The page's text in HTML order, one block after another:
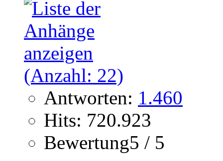
Antworten: 1.460
Hits: 720.923
Bewertung5 / 5